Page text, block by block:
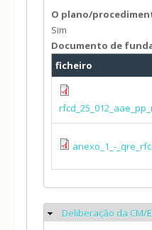
O plano/
Sim
Documento de
ficheiro
anexo_1_-
Ocultar
Deliberação da CM/